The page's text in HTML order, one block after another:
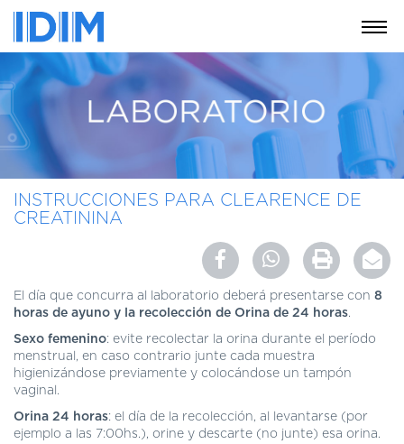
NOSOTROS
EDUCACIÓN
INSTRUCCIONES
PARA
PACIENTES
INVESTIGACIÓN
Y
HORARIOS
MODULO
DE
AUTOGESTIÓN
INSTRUCCIONES PARA CLEARENCE DE
CREATININA
El día que concurra al laboratorio deberá presentarse con 8
horas de ayuno y la recolección de Orina de 24 horas.
Sexo femenino: evite recolectar la orina durante el período
menstrual, en caso contrario junte cada muestra
higienizándose previamente y colocándose un tampón
vaginal.
Orina 24 horas: el día de la recolección, al levantarse (por
ejemplo a las 7:00hs.), orine y descarte (no junte) esa orina.